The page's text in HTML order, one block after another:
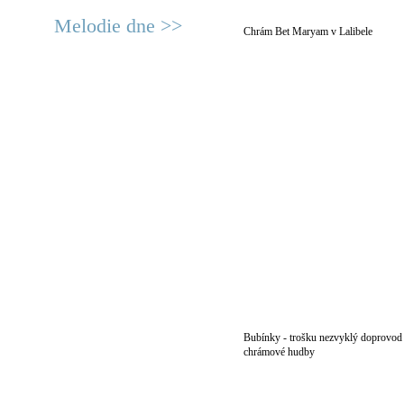
Melodie dne >> Chrám Bet Maryam v Lalibele
Bubínky - trošku nezvyklý doprovod
chrámové hudby